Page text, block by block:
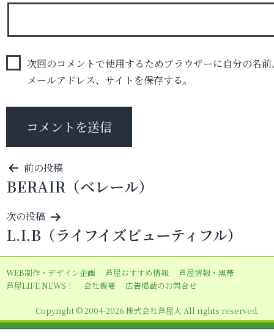
次回のコメントで使用するためブラウザーに自分の名前
メールアドレス、サイトを保存する。
投
稿
ナ
ビ
ゲ
ー
シ
ン
前の投稿
BERAIR（ベレール）
次の投稿
L.I.B（ライフイズビューティフル）
WEB制作・デザイン企画 芦屋おすすめ情報
芦屋情報・黒帯
芦屋LIFE NEWS！
会社概要 広告掲載のお問合せ
Copyright © 2004-2026 株式会社芦屋人 All rights reserved.